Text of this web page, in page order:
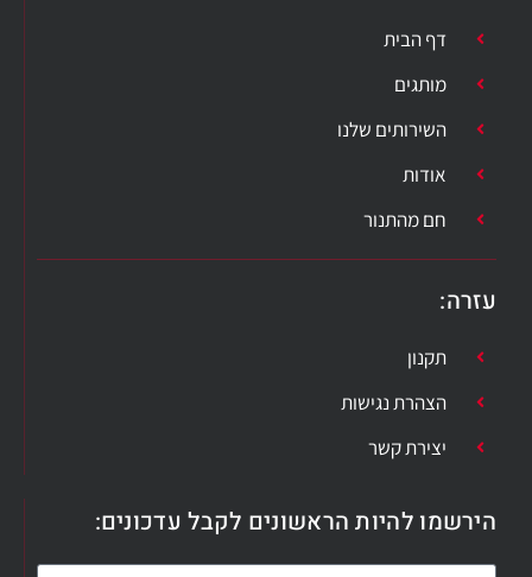
דף הבית
מותגים
השירותים שלנו
אודות
חם מהתנור
עזרה:
תקנון
הצהרת נגישות
יצירת קשר
הירשמו להיות הראשונים לקבל עדכונים: